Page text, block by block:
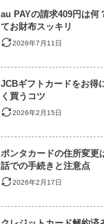
au PAYの請求409円は何
てお財布スッキリ
2026年7月11日
JCBギフトカードをお得
く買うコツ
2026年2月15日
ポンタカードの住所変更
話での手続きと注意点
2026年2月17日